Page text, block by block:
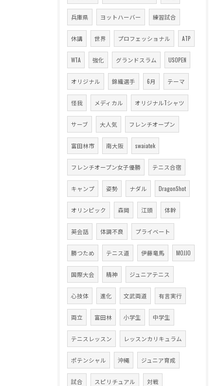
兵庫県 ヨットハーバー 練習試合
休講 世界 プロフェッショナル ATP
WTA 強化 グランドスラム USOPEN
オリジナル 錦織選手 6月 テーマ
怪我 メディカル オリジナルTシャツ
サーブ 大人気 フレンチオープン
富田林市 南大阪 swaiatek
フレンチオープン女子優勝 テニス合宿
キャンプ 姿勢 ナダル DragonShot
オリンピック 森岡 江頭 体幹
英会話 体調不良 プライベート
勝つため テニス道 伊藤竜馬 MOJJO
国際大会 精神 ジュニアテニス
心技体 進化 文武両道 有言実行
両立 富田林 小学生 中学生
テニスレッスン レッスンカリキュラム
ポテンシャル 沖縄 ジュニア育成
試合 スピリチュアル 対戦